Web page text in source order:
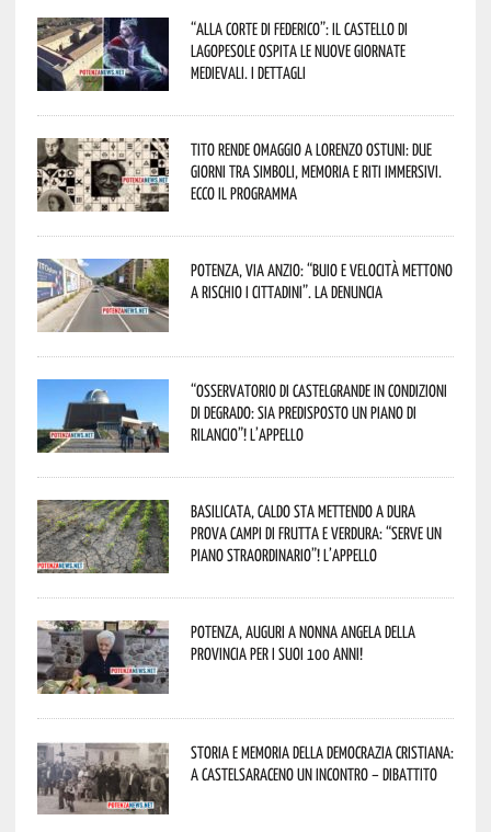
“Alla corte di Federico”: il Castello di
Lagopesole ospita le nuove Giornate
Medievali. I dettagli
Tito rende omaggio a Lorenzo Ostuni: due
giorni tra simboli, memoria e riti immersivi.
Ecco il programma
Potenza, Via Anzio: “Buio e velocità mettono
a rischio i cittadini”. La denuncia
“Osservatorio di Castelgrande in condizioni
di degrado: sia predisposto un piano di
rilancio”! L’appello
Basilicata, caldo sta mettendo a dura
prova campi di frutta e verdura: “Serve un
piano straordinario”! L’appello
Potenza, auguri a nonna Angela della
provincia per i suoi 100 anni!
Storia e memoria della Democrazia Cristiana:
a Castelsaraceno un incontro – dibattito